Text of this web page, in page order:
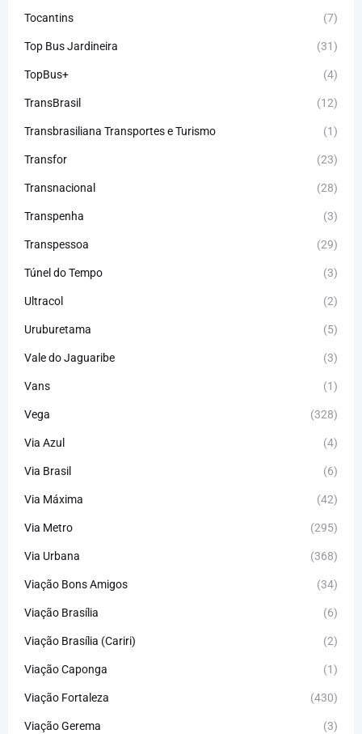
Tocantins (7)
Top Bus Jardineira (31)
TopBus+ (4)
TransBrasil (12)
Transbrasiliana Transportes e Turismo (1)
Transfor (23)
Transnacional (28)
Transpenha (3)
Transpessoa (29)
Túnel do Tempo (3)
Ultracol (2)
Uruburetama (5)
Vale do Jaguaribe (3)
Vans (1)
Vega (328)
Via Azul (4)
Via Brasil (6)
Via Máxima (42)
Via Metro (295)
Via Urbana (368)
Viação Bons Amigos (34)
Viação Brasília (6)
Viação Brasília (Cariri) (2)
Viação Caponga (1)
Viação Fortaleza (430)
Viação Gerema (3)